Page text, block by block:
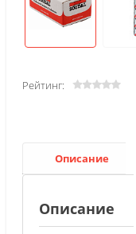
Рейтинг:
Описание
Описание